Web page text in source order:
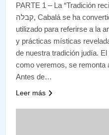
PARTE 1 – La “Tradición
קבלה, Cabalá se ha convertido en el término estándar
utilizado para referirse a la
y prácticas místicas
de nuestra tradición judía.
como veremos, se remonta
Antes de…
Leer más